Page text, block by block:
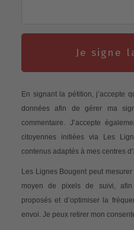
Je signe
En signant la pétition, j’accepte
données afin de gérer ma
commentaire. J’accepte
citoyennes initiées via Les
contenus adaptés à mes centres
Les Lignes Bougent peut
moyen de pixels de suivi,
proposés et d’optimiser la
envoi. Je peux retirer mon